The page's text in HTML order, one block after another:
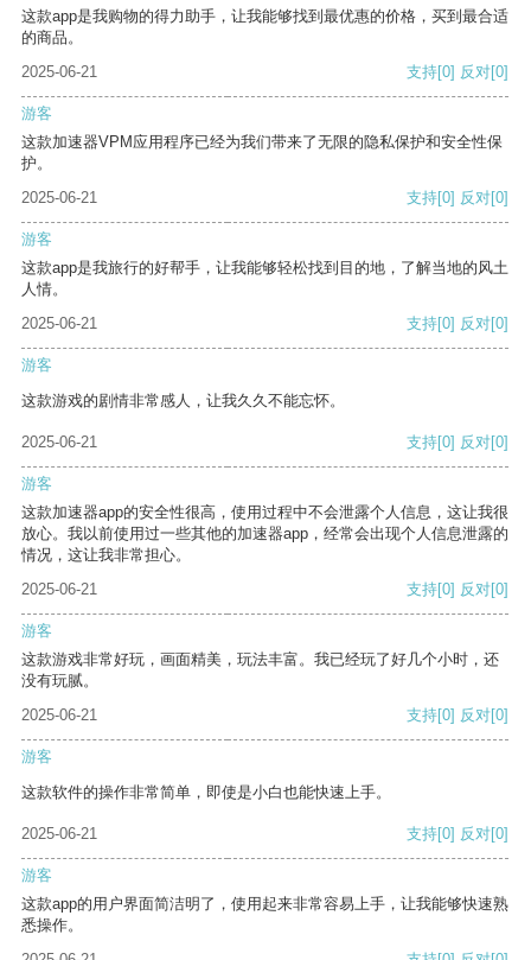
这款app是我购物的得力助手，让我能够找到最优惠的价格，买到最合适
的商品。
2025-06-21
支持[0] 反对[0]
游客
这款加速器VPM应用程序已经为我们带来了无限的隐私保护和安全性保
护。
2025-06-21
支持[0] 反对[0]
游客
这款app是我旅行的好帮手，让我能够轻松找到目的地，了解当地的风土
人情。
2025-06-21
支持[0] 反对[0]
游客
这款游戏的剧情非常感人，让我久久不能忘怀。
2025-06-21 支持[0] 反对[0]
游客
这款加速器app的安全性很高，使用过程中不会泄露个人信息，这让我很
放心。我以前使用过一些其他的加速器app，经常会出现个人信息泄露的
情况，这让我非常担心。
2025-06-21
支持[0] 反对[0]
游客
这款游戏非常好玩，画面精美，玩法丰富。我已经玩了好几个小时，还
没有玩腻。
2025-06-21
支持[0] 反对[0]
游客
这款软件的操作非常简单，即使是小白也能快速上手。
2025-06-21 支持[0] 反对[0]
游客
这款app的用户界面简洁明了，使用起来非常容易上手，让我能够快速熟
悉操作。